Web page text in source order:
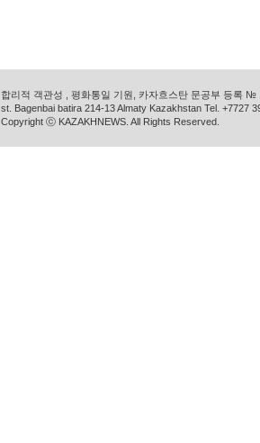
합리적 객관성 , 평화통일 기원, 카자흐스탄 문공부 등록
st. Bagenbai batira 214-13 Almaty Kazakhstan Tel. +7727
Copyright ⓒ KAZAKHNEWS. All Rights Reserved.